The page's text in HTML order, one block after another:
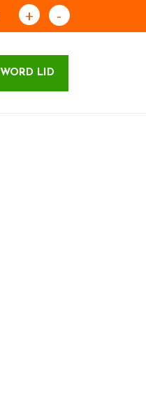
+ -
WORD LID